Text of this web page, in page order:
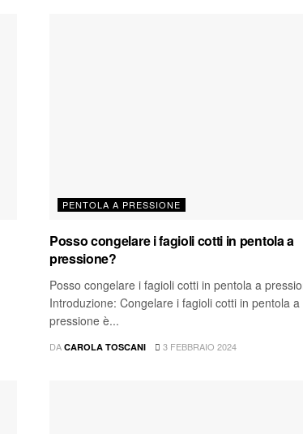
PENTOLA A PRESSIONE
Posso congelare i fagioli cotti in pentola a
pressione?
Posso congelare i fagioli cotti in pentola a
Introduzione: Congelare i fagioli cotti in pentola a
pressione è...
DA CAROLA TOSCANI 3 FEBBRAIO 2024